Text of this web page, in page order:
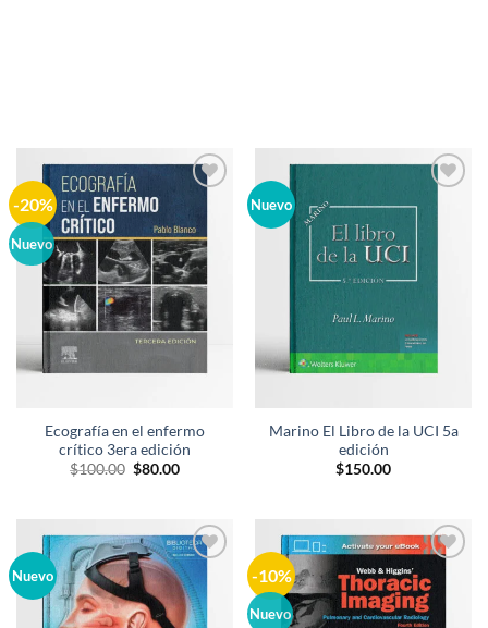
-20%
Nuevo
lista de
deseos
Ecografía en el enfermo
crítico 3era edición
$100.00 El
$80.00El
$80.00.
Nuevo
Marino El Libro de la UCI 5a
edición
$150.00
Nuevo
Añadir
a la
lista de
deseos
-10%
Nuevo
lista de
deseos